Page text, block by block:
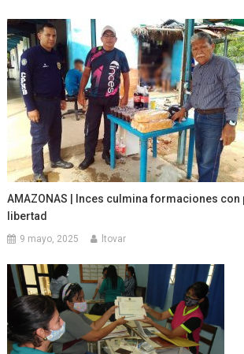
AMAZONAS | Inces culmina formaciones
libertad
9 mayo, 2025 ltovar